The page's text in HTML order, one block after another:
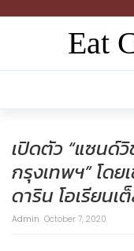
Eat
เปิดตัว “แซน
กรุงเทพฯ” โด
ดาริน โอเรียนเ
Admin October 7, 2020